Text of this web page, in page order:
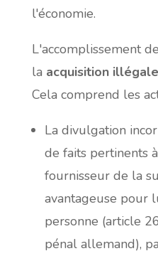
l'économie.
L'accomplissement
la acquisition
Cela comprend les
La divulgation
de faits pertinents
fournisseur de la
avantageuse pour
personne (article
pénal allemand),